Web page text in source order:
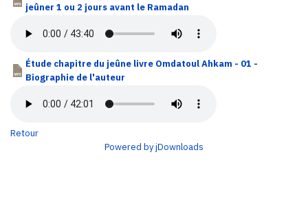
jeûner 1 ou 2 jours avant le Ramadan
Étude chapitre du jeûne livre Omdatoul Ahkam - 01 -
Biographie de l'auteur
Retour
Powered by jDownloads